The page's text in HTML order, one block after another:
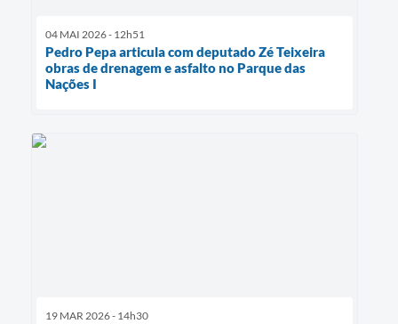
04 MAI 2026 - 12h51
Pedro Pepa articula com deputado Zé Teixeira
obras de drenagem e asfalto no Parque das
Nações I
19 MAR 2026 - 14h30